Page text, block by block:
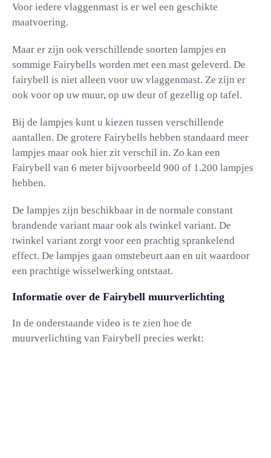
Voor iedere vlaggenmast is er wel een geschikte
maatvoering.
Maar er zijn ook verschillende soorten lampjes en
sommige Fairybells worden met een mast geleverd. De
fairybell is niet alleen voor uw vlaggenmast. Ze zijn er
ook voor op uw muur, op uw deur of gezellig op tafel.
Bij de lampjes kunt u kiezen tussen verschillende
aantallen. De grotere Fairybells hebben standaard meer
lampjes maar ook hier zit verschil in. Zo kan een
Fairybell van 6 meter bijvoorbeeld 900 of 1.200 lampjes
hebben.
De lampjes zijn beschikbaar in de normale constant
brandende variant maar ook als twinkel variant. De
twinkel variant zorgt voor een prachtig sprankelend
effect. De lampjes gaan omstebeurt aan en uit waardoor
een prachtige wisselwerking ontstaat.
Informatie over de Fairybell muurverlichting
In de onderstaande video is te zien hoe de
muurverlichting van Fairybell precies werkt: